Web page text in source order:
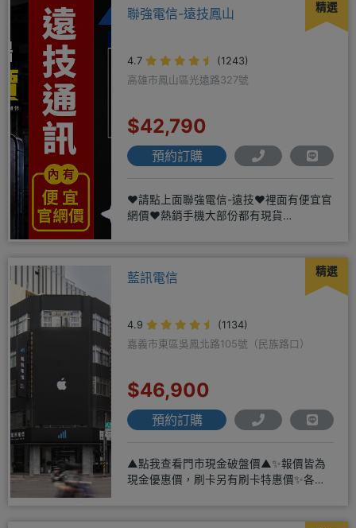
精選
聯強電信-遠技鳳山
4.7
(1243)
高雄市鳳山區光遠路327號
$42,790
預約訂購
❤️請點上面聯強電信-遠技❤️裡面有便宜官
網價❤️熱銷手機大部份都有現貨
精選
藍訊電信
4.9
(1134)
嘉義市東區吳鳳北路105號（民族路口）
$46,900
預約訂購
▲點我查看門市現金破盤價▲✨報價皆為
現金優惠價，刷卡另有刷卡特惠價✨各大